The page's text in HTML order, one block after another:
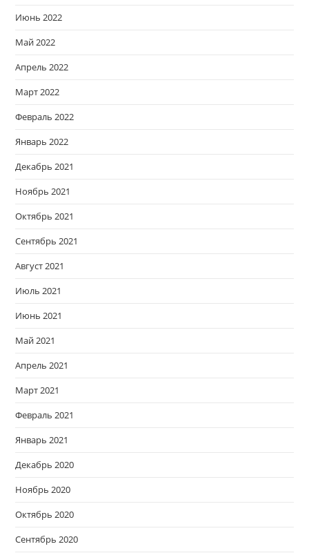
Июнь 2022
Май 2022
Апрель 2022
Март 2022
Февраль 2022
Январь 2022
Декабрь 2021
Ноябрь 2021
Октябрь 2021
Сентябрь 2021
Август 2021
Июль 2021
Июнь 2021
Май 2021
Апрель 2021
Март 2021
Февраль 2021
Январь 2021
Декабрь 2020
Ноябрь 2020
Октябрь 2020
Сентябрь 2020